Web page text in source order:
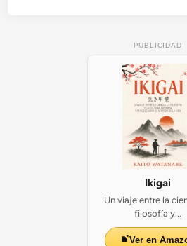
PUBLICIDAD
Ikigai
Un viaje entre la
filosofía y...
Ver en